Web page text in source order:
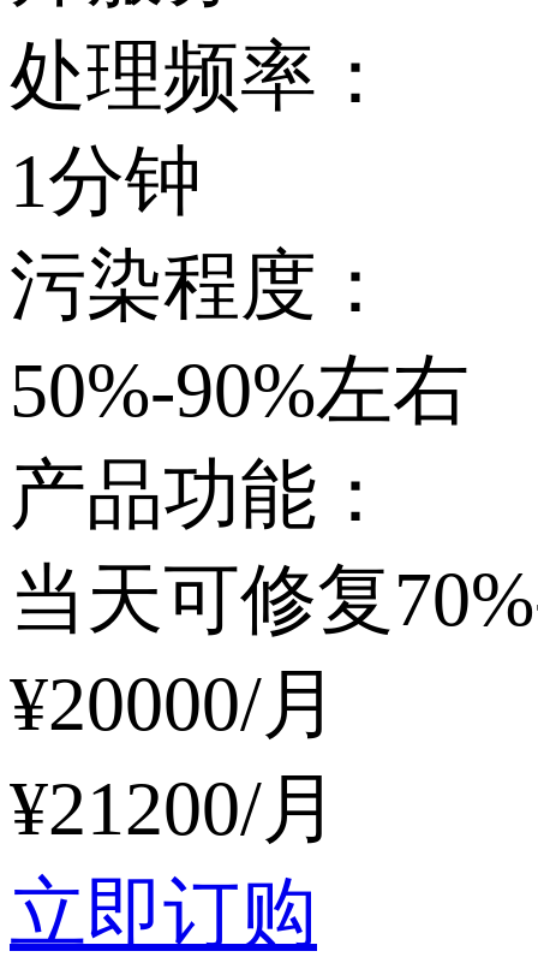
处理频率：
1分钟
污染程度：
50%-90%左右
产品功能：
当天可修复
¥20000/月
¥21200/月
立即订购